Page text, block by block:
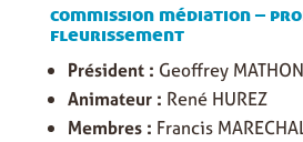
commission médiation –
fleurissement
Président : Geoffrey MATHON
Animateur : René HUREZ
Membres : Francis